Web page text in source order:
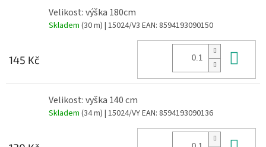
Velikost: výška 180cm
Skladem (30 m) | 15024/V3 EAN: 8594193090150
145 Kč
Velikost: vyška 140 cm
Skladem (34 m) | 15024/VYEAN: 8594193090136